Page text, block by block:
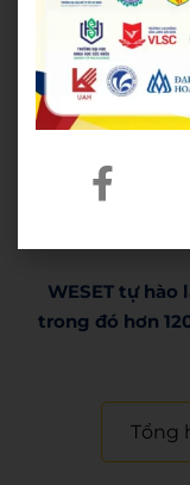
Hotline:
Email:
Website:
Để lại
tại đây
WESET tự
trong đó hơn
Tổng